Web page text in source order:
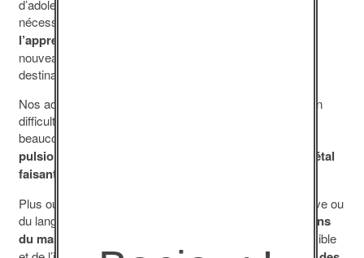
d’adolescentes de plus de quinze ans qu’il nous a paru
nécessaire de
l’apprentissage de l’altérité
nouveau programme – et donc d’une nouvelle action, à
destination plus particulièrement des lycéens.
Nos actions auprès des jeunes, notamment les jeunes en
difficulté, nous ont amenés au constat qu’ils sont pour
beaucoup d’entre eux
pulsionnelle de leur sexualité, dans un contexte sociétal
faisant de « l’agir sexuel » une valeur en soi
Plus ou moins outillés, qu’il s’agisse de la pensée réflexive ou
du langage, ils peuvent être pris dans des
représentations
du masculin et du féminin
, du rapport à l’autre, du possible